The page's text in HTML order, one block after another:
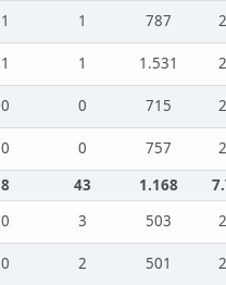
1 1 787
1 1 1.531
0 0 715
0 0 757
8 43 1.168
0 3 503
0 2 501